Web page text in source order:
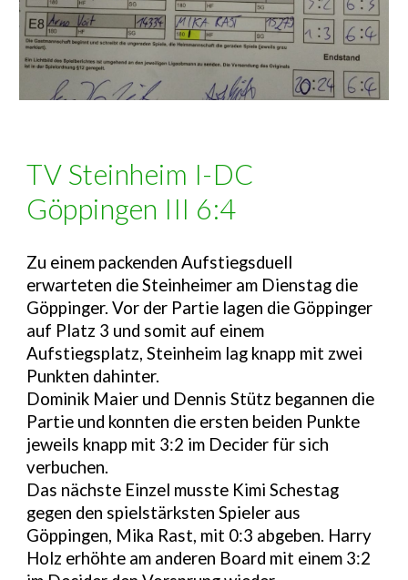
TV Steinheim I-DC
Göppingen III 6:4
Zu einem packenden Aufstiegsduell
erwarteten die Steinheimer am Dienstag die
Göppinger. Vor der Partie lagen die Göppinger
auf Platz 3 und somit auf einem
Aufstiegsplatz, Steinheim lag knapp mit zwei
Punkten dahinter.
Dominik Maier und Dennis Stütz begannen die
Partie und konnten die ersten beiden Punkte
jeweils knapp mit 3:2 im Decider für sich
verbuchen.
Das nächste Einzel musste Kimi Schestag
gegen den spielstärksten Spieler aus
Göppingen, Mika Rast, mit 0:3 abgeben. Harry
Holz erhöhte am anderen Board mit einem 3:2